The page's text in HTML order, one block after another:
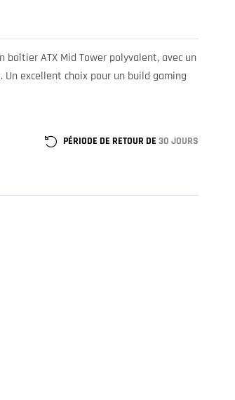
boîtier ATX Mid Tower polyvalent, avec un
excellent choix pour un build gaming
PÉRIODE DE RETOUR DE 30 JOURS